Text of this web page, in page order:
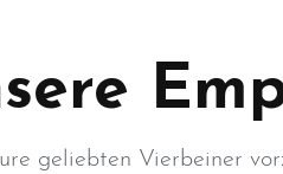
geliebten Vierbeiner